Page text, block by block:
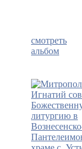
смотреть
альбом